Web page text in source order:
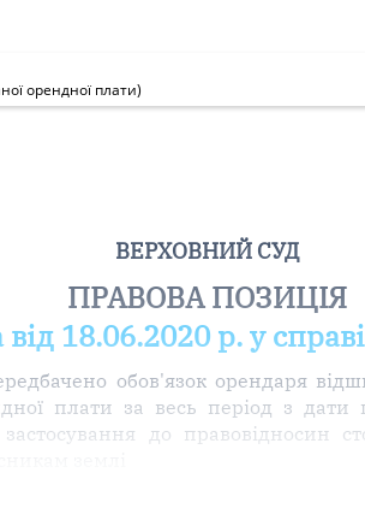
орендної плати)
ВЕРХОВНИЙ СУД
ПРАВОВА ПОЗИЦІЯ
18.06.2020 р. у
обов'язок орендаря
плати за весь період з
до правовідносин